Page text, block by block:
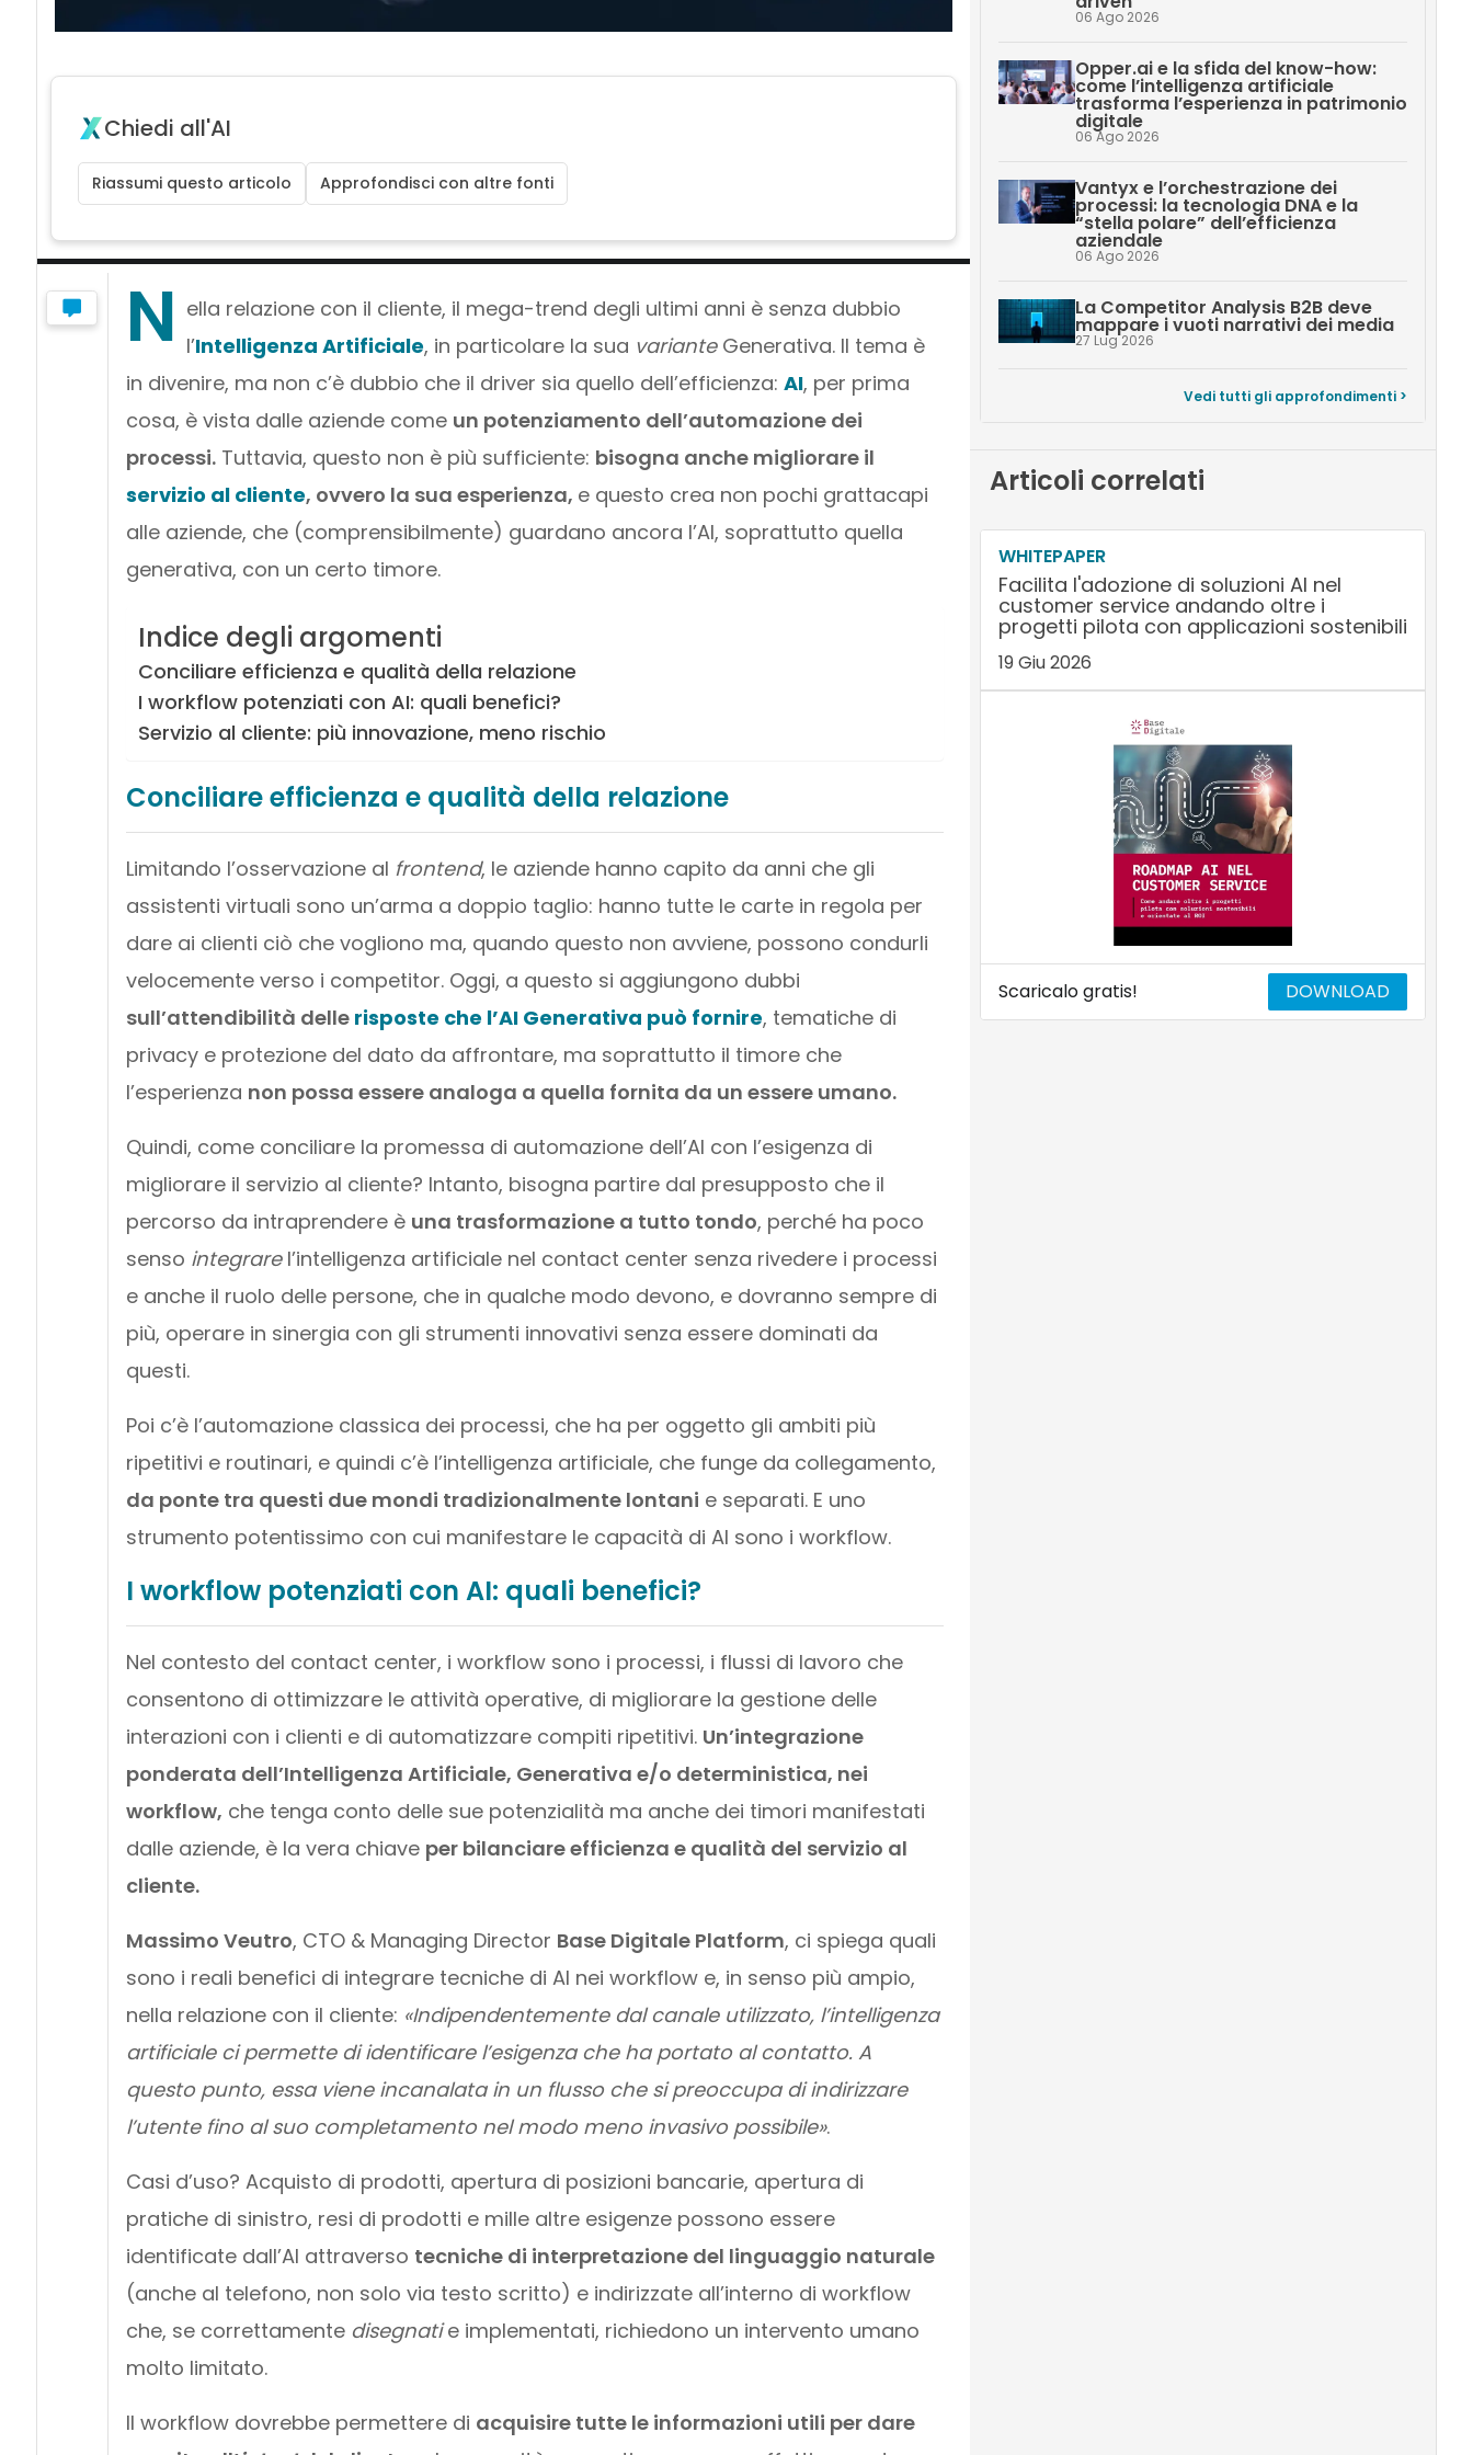
Chiedi all'AI
Riassumi questo articolo Approfondisci con altre fonti
N ella relazione con il cliente, il mega-trend degli ultimi anni è senza dubbio
l’Intelligenza Artificiale, in particolare la sua variante Generativa. Il tema è
in divenire, ma non c’è dubbio che il driver sia quello dell’efficienza: AI, per prima
cosa, è vista dalle aziende come un potenziamento dell’automazione dei
processi.Tuttavia, questo non è più sufficiente: bisogna anche migliorare il
servizio al cliente, ovvero la sua esperienza, e questo crea non pochi grattacapi
alle aziende, che (comprensibilmente) guardano ancora l’AI, soprattutto quella
generativa, con un certo timore.
Indice degli argomenti
Conciliare efficienza e qualità della relazione
I workflow potenziati con AI: quali benefici?
Servizio al cliente: più innovazione, meno rischio
Conciliare efficienza e qualità della relazione
Limitando l’osservazione al frontend, le aziende hanno capito da anni che gli
assistenti virtuali sono un’arma a doppio taglio: hanno tutte le carte in regola per
dare ai clienti ciò che vogliono ma, quando questo non avviene, possono condurli
velocemente verso i competitor. Oggi, a questo si aggiungono dubbi
sull’attendibilità delle risposte che l’AI Generativa può fornire, tematiche di
privacy e protezione del dato da affrontare, ma soprattutto il timore che
l’esperienza non possa essere analoga a quella fornita da un essere umano.
Quindi, come conciliare la promessa di automazione dell’AI con l’esigenza di
migliorare il servizio al cliente? Intanto, bisogna partire dal presupposto che il
percorso da intraprendere è una trasformazione a tutto tondo, perché ha poco
senso integrare l’intelligenza artificiale nel contact center senza rivedere i processi
e anche il ruolo delle persone, che in qualche modo devono, e dovranno sempre di
più, operare in sinergia con gli strumenti innovativi senza essere dominati da
questi.
Poi c’è l’automazione classica dei processi, che ha per oggetto gli ambiti più
ripetitivi e routinari, e quindi c’è l’intelligenza artificiale, che funge da collegamento,
da ponte tra questi due mondi tradizionalmente lontani e separati. E uno
strumento potentissimo con cui manifestare le capacità di AI sono i workflow.
I workflow potenziati con AI: quali benefici?
Nel contesto del contact center, i workflow sono i processi, i flussi di lavoro che
consentono di ottimizzare le attività operative, di migliorare la gestione delle
interazioni con i clienti e di automatizzare compiti ripetitivi. Un’integrazione
ponderata dell’Intelligenza Artificiale, Generativa e/o deterministica, nei
workflow, che tenga conto delle sue potenzialità ma anche dei timori manifestati
dalle aziende, è la vera chiave per bilanciare efficienza e qualità del servizio al
cliente.
Massimo Veutro, CTO & Managing Director Base Digitale Platform, ci spiega quali
sono i reali benefici di integrare tecniche di AI nei workflow e, in senso più ampio,
nella relazione con il cliente: «Indipendentemente dal canale utilizzato, l’intelligenza
artificiale ci permette di identificare l’esigenza che ha portato al contatto. A
questo punto, essa viene incanalata in un flusso che si preoccupa di indirizzare
l’utente fino al suo completamento nel modo meno invasivo possibile».
Casi d’uso? Acquisto di prodotti, apertura di posizioni bancarie, apertura di
pratiche di sinistro, resi di prodotti e mille altre esigenze possono essere
identificate dall’AI attraverso tecniche di interpretazione del linguaggio naturale
(anche al telefono, non solo via testo scritto) e indirizzate all’interno di workflow
che, se correttamente disegnatie implementati, richiedono un intervento umano
molto limitato.
Il workflow dovrebbe permettere di acquisire tutte le informazioni utili per dare
06 Ago 2026
Opper.ai e la sfida del know-how:
come l’intelligenza artificiale
trasforma l’esperienza in patrimonio
digitale
06 Ago 2026
Vantyx e l’orchestrazione dei
processi: la tecnologia DNA e la
“stella polare” dell’efficienza
aziendale
06 Ago 2026
La Competitor Analysis B2B deve
mappare i vuoti narrativi dei media
27 Lug 2026
Vedi tutti gli approfondimenti >
Articoli correlati
WHITEPAPER
Facilita l'adozione di soluzioni AI nel
customer service andando oltre i
progetti pilota con applicazioni sostenibili
19 Giu 2026
Scaricalo gratis! DOWNLOAD